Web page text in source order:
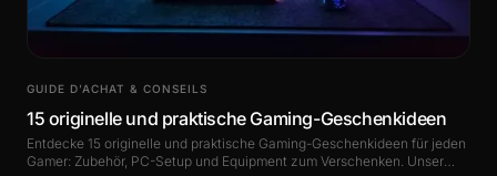
GUIDE D’ACHAT & CONSEILS
15 originelle und praktische Gaming-Geschenkideen
Entdecke 15 originelle und praktische Gaming-Geschenkideen für jeden
Gamer: Zubehör, PC-Setup und Equipment zum Verschenken. Unser